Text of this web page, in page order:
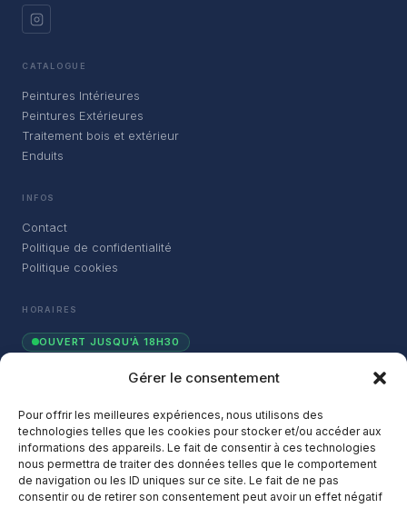
Gérer le consentement
Pour offrir les meilleures expériences, nous utilisons des
technologies telles que les cookies pour stocker et/ou accéder aux
informations des appareils. Le fait de consentir à ces technologies
nous permettra de traiter des données telles que le comportement
de navigation ou les ID uniques sur ce site. Le fait de ne pas
consentir ou de retirer son consentement peut avoir un effet négatif
CATALOGUE
Peintures Intérieures
Peintures Extérieures
Traitement bois et extérieur
Enduits
INFOS
Contact
Politique de confidentialité
Politique cookies
HORAIRES
OUVERT JUSQU'À 18H30
08:00 – 18:30
Mardi
08:00 – 18:30
Mercredi
08:00 – 18:30
Jeudi
08:00 – 18:30